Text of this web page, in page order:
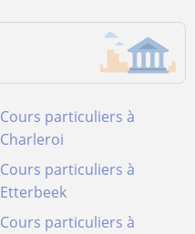
Cours particuliers à
Charleroi
Cours particuliers à
Etterbeek
Cours particuliers à